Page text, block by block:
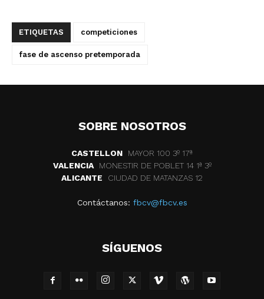
ETIQUETAS competiciones
fase de ascenso pretemporada
SOBRE NOSOTROS
CASTELLON
MAYOR 100 3º 17ª
VALENCIA
MONESTIR DE POBLET 14 1ª 3º
ALICANTE
CIUDAD DE MATANZAS 12
Contáctanos: fbcv@fbcv.es
SÍGUENOS